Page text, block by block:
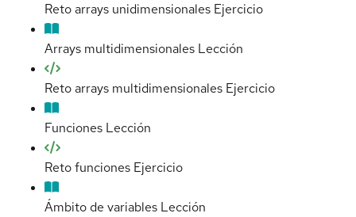
Reto arrays unidimensionales Ejercicio
Arrays multidimensionales Lección
Reto arrays multidimensionales Ejercicio
Funciones Lección
Reto funciones Ejercicio
Ámbito de variables Lección